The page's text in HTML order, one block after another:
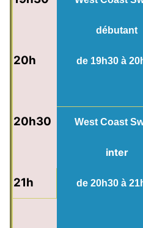
débutant
20h de 19h30 à
20h30 West Coast
inter
21h de 20h30 à